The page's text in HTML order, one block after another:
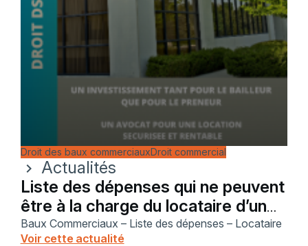
Droit des baux commerciauxDroit commercial
chevron_right
Actualités
Liste des dépenses qui ne peuvent
être à la charge du locataire d’un
bail commercial
Baux Commerciaux – Liste des dépenses – Locataire
Voir cette actualité